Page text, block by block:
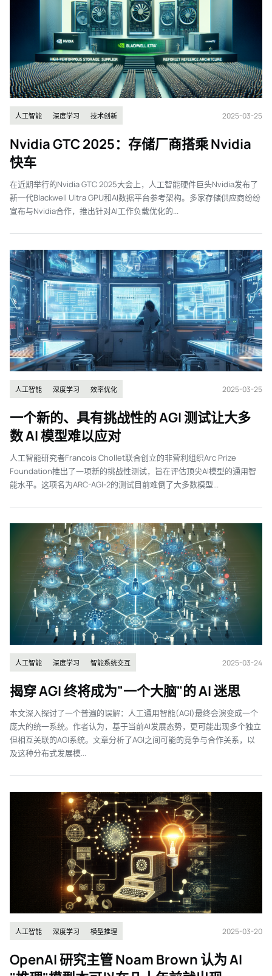
人工智能 深度学习 技术创新 2025-03-25
Nvidia GTC 2025：存储厂商搭乘 Nvidia
快车
在近期举行的Nvidia GTC 2025大会上，人工智能硬件巨头Nvidia发布了
新一代Blackwell Ultra GPU和AI数据平台参考架构。多家存储供应商纷纷
宣布与Nvidia合作，推出针对AI工作负载优化的...
人工智能 深度学习 效率优化 2025-03-25
一个新的、具有挑战性的 AGI 测试让大多
数 AI 模型难以应对
人工智能研究者Francois Chollet联合创立的非营利组织Arc Prize
Foundation推出了一项新的挑战性测试，旨在评估顶尖AI模型的通用智
能水平。这项名为ARC-AGI-2的测试目前难倒了大多数模型...
人工智能 深度学习 智能系统交互 2025-03-24
揭穿 AGI 终将成为"一个大脑"的 AI 迷思
本文深入探讨了一个普遍的误解：人工通用智能(AGI)最终会演变成一个
庞大的统一系统。作者认为，基于当前AI发展态势，更可能出现多个独立
但相互关联的AGI系统。文章分析了AGI之间可能的竞争与合作关系，以
及这种分布式发展模...
人工智能 深度学习 模型推理 2025-03-20
OpenAI 研究主管 Noam Brown 认为 AI